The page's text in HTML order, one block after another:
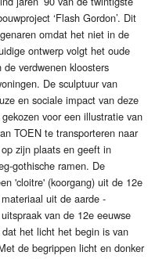
‘Flash Gordon’. Dit
omdat het niet in de
ontwerp volgt het oude
verdwenen kloosters
De sculptuur van
en sociale impact van deze
voor een illustratie van
TOEN te transporteren naar
zijn plaats en geeft in
gothische ramen. De
'cloitre' (koorgang) uit de 12e
uit de aarde -
van de 12e eeuwse
het licht het begin is van
de begrippen licht en donker